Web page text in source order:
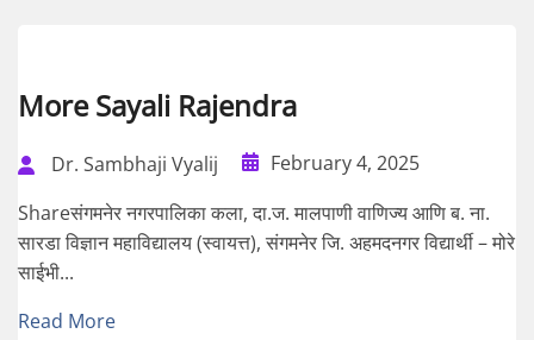
More Sayali Rajendra
Dr. Sambhaji Vyalij
February 4, 2025
Shareसंगमनेर नगरपालिका कला, दा.ज. मालपाणी वाणिज्य आणि ब. ना.
सारडा विज्ञान महाविद्यालय (स्वायत्त), संगमनेर जि. अहमदनगर विद्यार्थी – मोरे
साईभी...
Read More